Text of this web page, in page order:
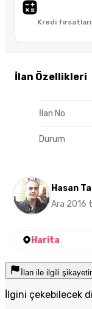
Kredi
İlan Özellikleri
İlan No
Durum
Hasan
Ara 2016
Harita
İlan ile ilgili
İlgini çekebilecek